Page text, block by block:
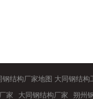
钢结构厂家地图 大同钢结构
家 大同钢结构厂家 朔州